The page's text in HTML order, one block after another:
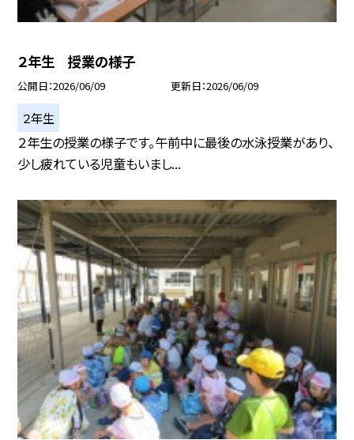
２年生 授業の様子
公開日 2026/06/09 更新日 2026/06/09
２年生
２年生の授業の様子です。午前中に最後の水泳授業があり、
少し疲れている児童もいまし...